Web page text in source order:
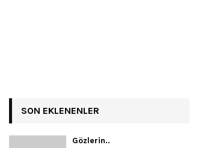
SON EKLENENLER
Gözlerin..